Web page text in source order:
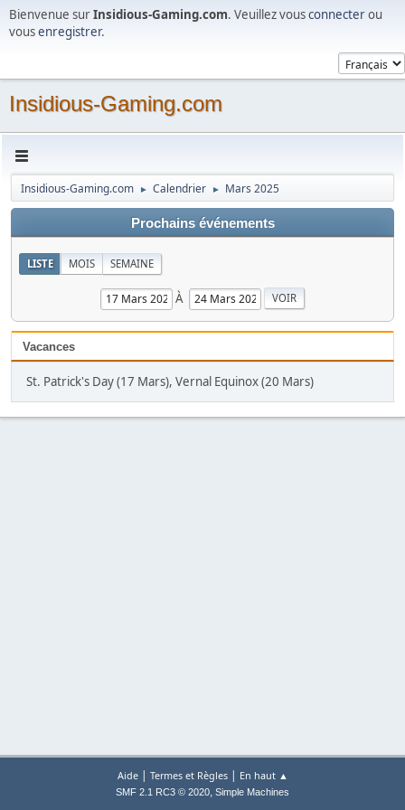
Bienvenue surInsidious-Gaming.com. Veuillez vousconnecterou
vousenregistrer.
Insidious-Gaming.com
Insidious-Gaming.com ► Calendrier ► Mars 2025
Prochains événements
LISTE MOIS SEMAINE
À
Vacances
St. Patrick's Day (17 Mars), Vernal Equinox (20 Mars)
Aide| Termes et Règles| En haut ▲
SMF 2.1 RC3 © 2020, Simple Machines